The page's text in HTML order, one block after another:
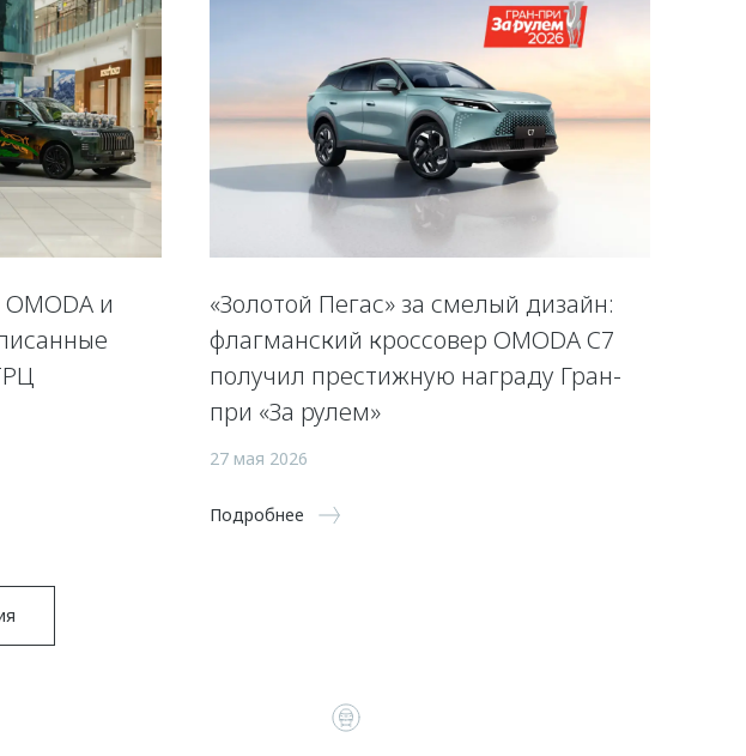
и
«Золотой Пегас» за смелый дизайн:
флагманский кроссовер OMODA C7
получил престижную награду Гран-
при «За рулем»
27 мая 2026
Подробнее